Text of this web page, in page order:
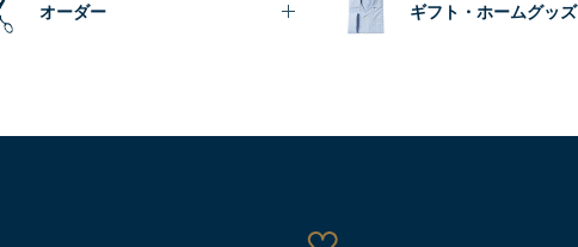
オーダー ギフト・ホームグッズ